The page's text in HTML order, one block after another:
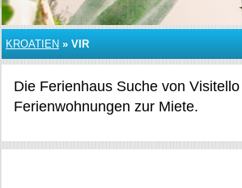
KROATIEN » VIR
Die Ferienhaus Suche von
Ferienwohnungen zur Miete.